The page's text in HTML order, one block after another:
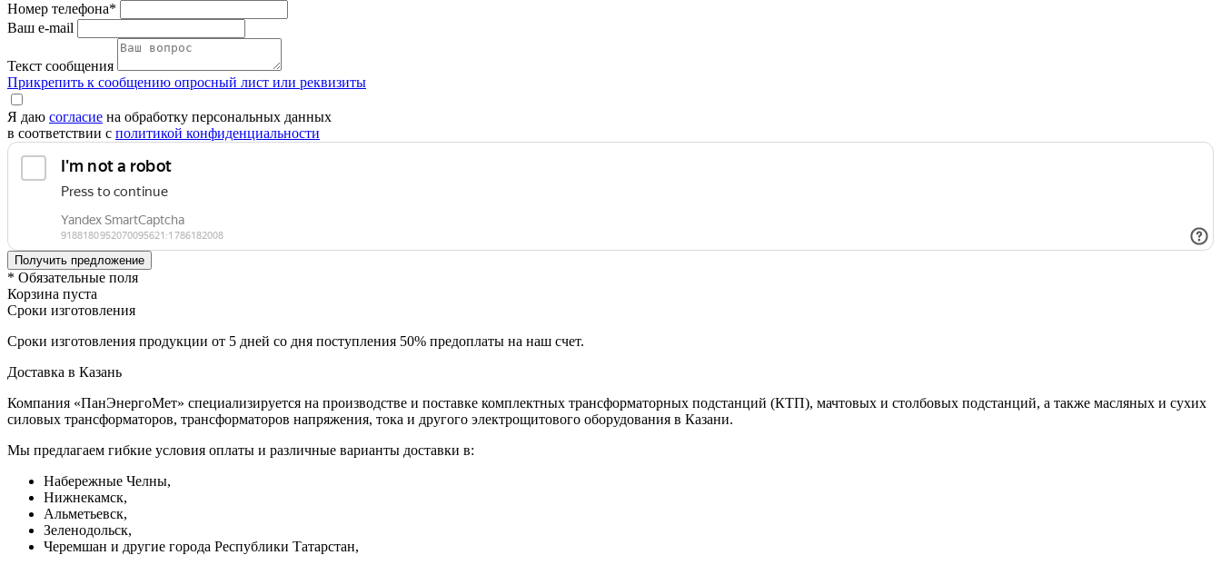
Номер телефона*
Ваш e-mail
Текст сообщения
Прикрепить к сообщению опросный лист или реквизиты
Я даю согласие на обработку персональных данных
в соответствии с политикой конфиденциальности
* Обязательные поля
Корзина пуста
Сроки изготовления
Сроки изготовления продукции от 5 дней со дня поступления 50% предоплаты на наш счет.
Доставка в Казань
Компания «ПанЭнергоМет» специализируется на производстве и поставке комплектных трансформаторных подстанций (КТП), мачтовых и столбовых подстанций, а также масляных и сухих
силовых трансформаторов, трансформаторов напряжения, тока и другого электрощитового оборудования в Казани.
Мы предлагаем гибкие условия оплаты и различные варианты доставки в:
Набережные Челны,
Нижнекамск,
Альметьевск,
Зеленодольск,
Черемшан и другие города Республики Татарстан,